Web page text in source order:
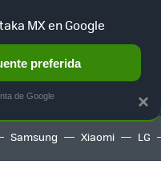
AUTO TERRITORIO
Samsung Xiaomi LG
×
MX en Google
preferida
de Google